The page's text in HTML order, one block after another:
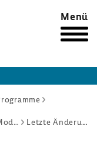
Menü
Strukturierte Behandlungsprogramme (Module)
Letzte Änderungen